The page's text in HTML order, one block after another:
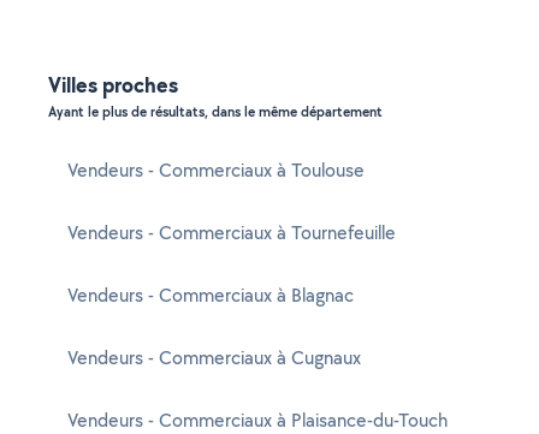
Villes proches
Ayant le plus de résultats, dans le même département
Vendeurs - Commerciaux à Toulouse
Vendeurs - Commerciaux à Tournefeuille
Vendeurs - Commerciaux à Blagnac
Vendeurs - Commerciaux à Cugnaux
Vendeurs - Commerciaux à Plaisance-du-Touch